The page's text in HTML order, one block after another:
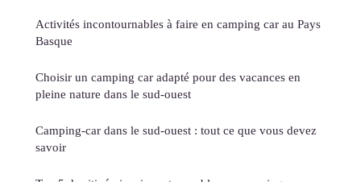
Activités incontournables à faire en camping car au Pays
Basque
Choisir un camping car adapté pour des vacances en
pleine nature dans le sud-ouest
Camping-car dans le sud-ouest : tout ce que vous devez
savoir